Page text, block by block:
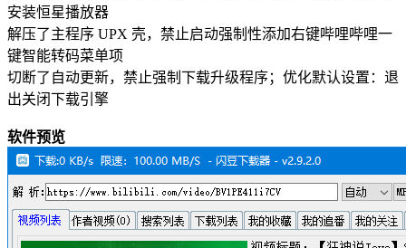
安装恒星播放器
解压了主程序 UPX 壳，禁止启动强制性添加右键哔哩哔哩一
键智能转码菜单项
切断了自动更新，禁止强制下载升级程序；优化默认设置：退
出关闭下载引擎
软件预览